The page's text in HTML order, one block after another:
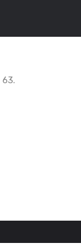
63.